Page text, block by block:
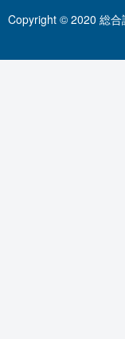
Copyright © 2020 総合